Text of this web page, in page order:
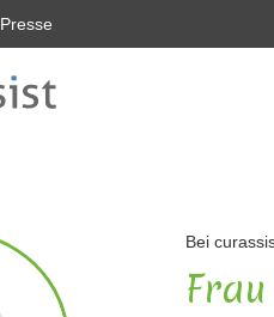
Presse
Bei